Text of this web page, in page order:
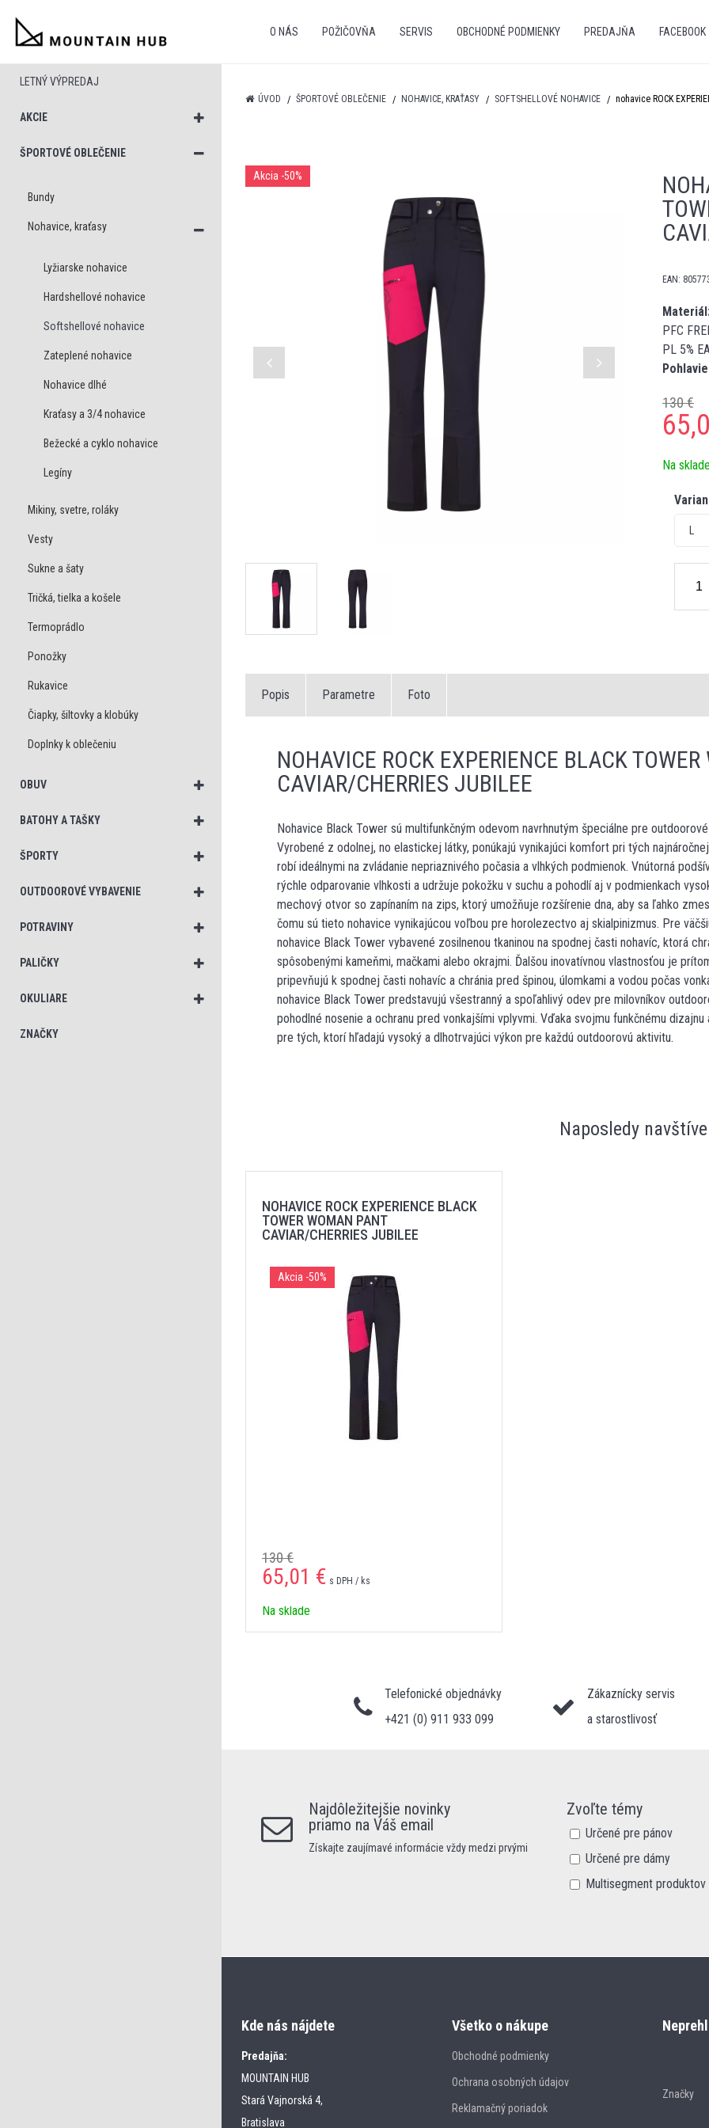
O NÁS POŽIČOVŇA SERVIS OBCHODNÉ PODMIENKY PREDAJŇA FACEBOOK
LETNÝ VÝPREDAJ
AKCIE
ŠPORTOVÉ OBLEČENIE
Bundy
Nohavice, kraťasy
Lyžiarske nohavice
Hardshellové nohavice
Softshellové nohavice
Zateplené nohavice
Nohavice dlhé
Kraťasy a 3/4 nohavice
Bežecké a cyklo nohavice
Legíny
Mikiny, svetre, roláky
Vesty
Sukne a šaty
Tričká, tielka a košele
Termoprádlo
Ponožky
Rukavice
Čiapky, šiltovky a klobúky
Doplnky k oblečeniu
OBUV
BATOHY A TAŠKY
ŠPORTY
OUTDOOROVÉ VYBAVENIE
POTRAVINY
PALIČKY
OKULIARE
ZNAČKY
ÚVOD ŠPORTOVÉ OBLEČENIE NOHAVICE, KRAŤASY SOFTSHELLOVÉ NOHAVICE nohavice ROCK
Akcia -50%
EAN:
Materiál
PFC
PL 5%
Pohlavie
130 €
Na
Popis Parametre Foto
NOHAVICE ROCK EXPERIENCE BLACK
CAVIAR/CHERRIES JUBILEE
Nohavice Black Tower sú multifunkčným odevom navrhnutým špeciálne pre
Vyrobené z odolnej, no elastickej látky, ponúkajú vynikajúci komfort pri tých
robí ideálnymi na zvládanie nepriaznivého počasia a vlhkých podmienok. Vnútorná
rýchle odparovanie vlhkosti a udržuje pokožku v suchu a pohodlí aj v podmienkach
mechový otvor so zapínaním na zips, ktorý umožňuje rozšírenie dna, aby sa ľahko
čomu sú tieto nohavice vynikajúcou voľbou pre horolezectvo aj skialpinizmus. Pre
nohavice Black Tower vybavené zosilnenou tkaninou na spodnej časti nohavíc, ktorá
spôsobenými kameňmi, mačkami alebo okrajmi. Ďalšou inovatívnou vlastnosťou je
pripevňujú k spodnej časti nohavíc a chránia pred špinou, úlomkami a vodou počas
nohavice Black Tower predstavujú všestranný a spoľahlivý odev pre milovníkov
pohodlné nosenie a ochranu pred vonkajšími vplyvmi. Vďaka svojmu funkčnému
pre tých, ktorí hľadajú vysoký a dlhotrvajúci výkon pre každú outdoorovú aktivitu.
Naposledy
NOHAVICE ROCK EXPERIENCE BLACK
TOWER WOMAN PANT
CAVIAR/CHERRIES JUBILEE
Akcia -50%
130 €
65,01 € s DPH / ks
Na sklade
Telefonické objednávky
+421 (0) 911 933 099
Zákaznícky servis
a starostlivosť
Najdôležitejšie novinky
priamo na Váš email
Získajte zaujímavé informácie vždy medzi prvými
Zvoľte témy
Určené pre pánov
Určené pre dámy
Multisegment produktov
Kde nás nájdete
Predajňa:
MOUNTAIN HUB
Stará Vajnorská 4,
Bratislava
Všetko o nákupe
Obchodné podmienky
Ochrana osobných údajov
Reklamačný poriadok
Značky